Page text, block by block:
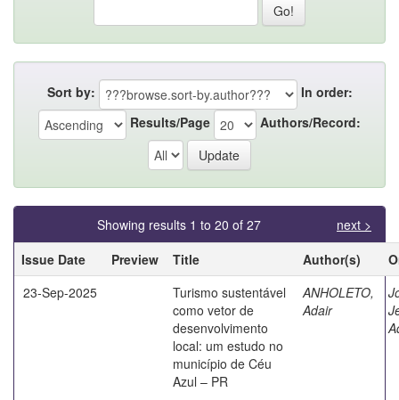
Sort by:
In order:
Results/Page
Authors/Record:
Showing results 1 to 20 of 27
next >
Issue Date
Preview Title Author(s)
23-Sep-2025
Turismo sustentável
como vetor de
desenvolvimento
local: um estudo no
município de Céu
Azul – PR
ANHOLETO,
Adair